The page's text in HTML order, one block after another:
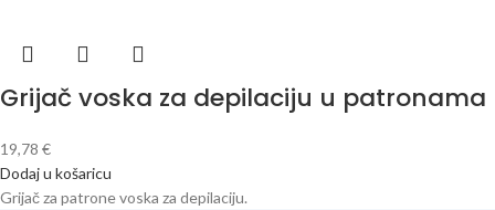
Grijač voska za depilaciju u patronama
19,78 €
Dodaj u košaricu
Grijač za patrone voska za depilaciju.